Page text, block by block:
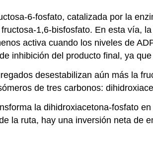
6-fosfato, catalizada por la
1,6-bisfosfato. En esta vía,
activa cuando los niveles de
inhibición del producto final, ya
desestabilizan aún más la
de tres carbonos:
la dihidroxiacetona-fosfato
la ruta, hay una inversión neta de